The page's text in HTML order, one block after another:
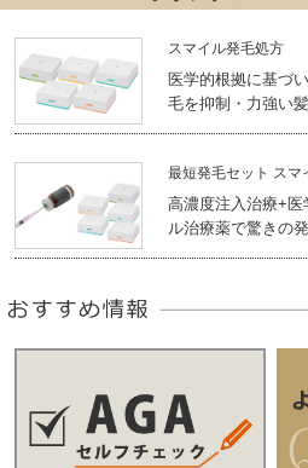
スマイル発毛処方
医学的根拠に基づ
毛を抑制・力強い
最短発毛セット スマ
高濃度注入治療+
ル治療薬で驚きの